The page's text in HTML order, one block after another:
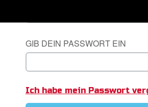
Bibel App
GIB DEIN PASSWORT EIN
Ich habe mein Passwort